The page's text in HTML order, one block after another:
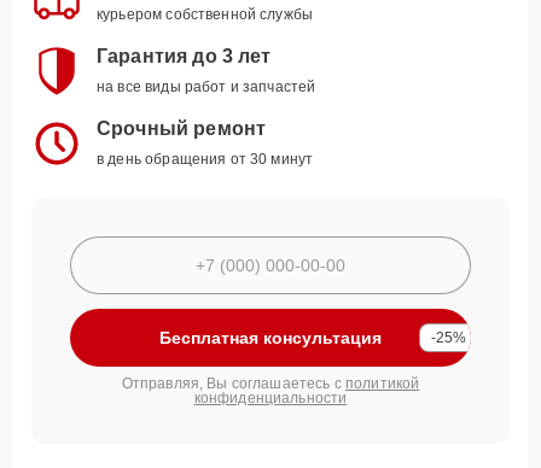
курьером собственной службы
Гарантия до 3 лет
на все виды работ и запчастей
Срочный ремонт
в день обращения от 30 минут
Бесплатная консультация -25%
Отправляя, Вы соглашаетесь с политикой
конфиденциальности